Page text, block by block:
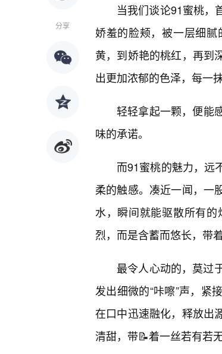
分享
当我们谈论91蜜桃，
娇羞的脸颊，被一层细
黄，到娇艳的桃红，再到
出更加浓郁的色泽，每一
轻轻拿起一颗，便能
味的承诺。
而91蜜桃的魅力，远
柔的触感。凑近一闻，一
水，瞬间就能驱散所有
烈，而是含蓄而悠长，带
最令人心动的，莫过
发出细微的“咔嚓”声，紧
在口中迅速融化，释放出
清甜，带📝着一丝若有若